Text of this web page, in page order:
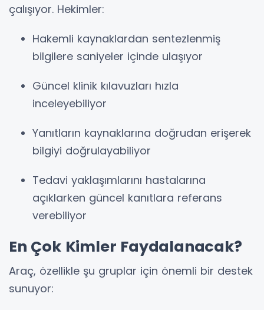
çalışıyor. Hekimler:
Hakemli kaynaklardan sentezlenmiş
bilgilere saniyeler içinde ulaşıyor
Güncel klinik kılavuzları hızla
inceleyebiliyor
Yanıtların kaynaklarına doğrudan erişerek
bilgiyi doğrulayabiliyor
Tedavi yaklaşımlarını hastalarına
açıklarken güncel kanıtlara referans
verebiliyor
En Çok Kimler Faydalanacak?
Araç, özellikle şu gruplar için önemli bir destek
sunuyor: